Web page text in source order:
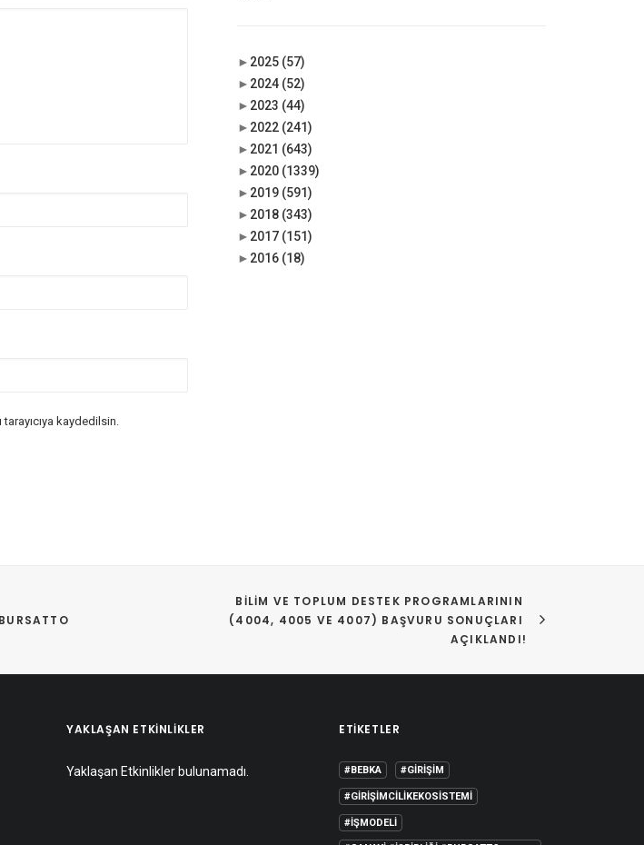
kaydedilsin.
► 2025 (57)
► 2024 (52)
► 2023 (44)
► 2022 (241)
► 2021 (643)
► 2020 (1339)
► 2019 (591)
► 2018 (343)
► 2017 (151)
► 2016 (18)
BURSATTO
BILIM VE TOPLUM DESTEK PROGRAMLARININ
(4004, 4005 VE 4007) BAŞVURU SONUÇLARI
AÇIKLANDI!
YAKLAŞAN ETKINLIKLER
Yaklaşan Etkinlikler bulunamadı.
ETIKETLER
#BEBKA #GIRIŞIM
#GIRIŞIMCILIKEKOSISTEMI
#IŞMODELI